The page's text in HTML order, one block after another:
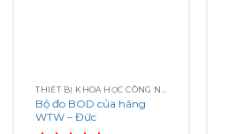
THIẾT BỊ KHOA HỌC CÔNG NGHỆ
Bộ đo BOD của hãng
WTW – Đức